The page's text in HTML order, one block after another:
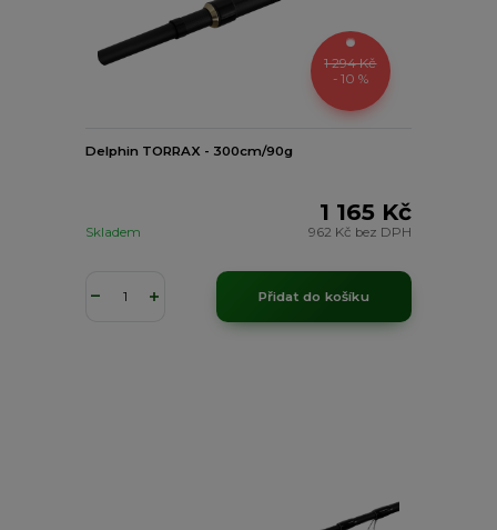
1 294 Kč
- 10 %
Delphin TORRAX - 300cm/90g
1 165 Kč
962 Kč bez DPH
Skladem
Přidat do košíku